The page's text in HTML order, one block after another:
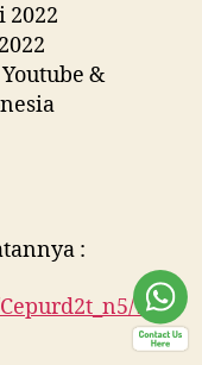
2022
&
:
?